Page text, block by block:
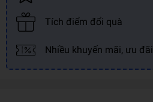
Tích điểm đổi quà
Nhiều khuyến mãi, ưu đãi